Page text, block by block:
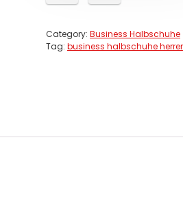
Category: Business Halbschuhe
Tag: business halbschuhe